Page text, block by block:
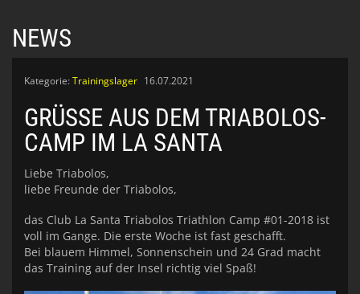
NEWS
Kategorie:Trainingslager 16.07.2021
GRÜSSE AUS DEM TRIABOLOS-C
AMP IM LA SANTA
Liebe Triabolos,
liebe Freunde der Triabolos,
das Club La Santa Triabolos Triathlon Camp #01-2018 ist
voll im Gange. Die erste Woche ist fast geschafft.
Bei blauem Himmel, Sonnenschein und 24 Grad macht
das Training auf der Insel richtig viel Spaß!